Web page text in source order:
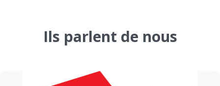
Ils parlent de nous